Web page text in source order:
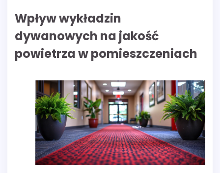
Wpływ wykładzin
dywanowych na jakość
powietrza w pomieszczeniach